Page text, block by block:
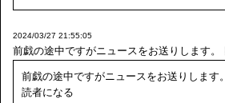
2024/03/27 21:55:05
前戯の途中ですがニュースをお送りします。
前戯の途中ですがニュースをお送りします。
読者になる